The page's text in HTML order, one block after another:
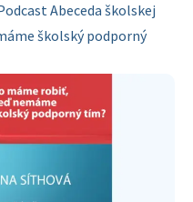
Abeceda školskej
školský podporný